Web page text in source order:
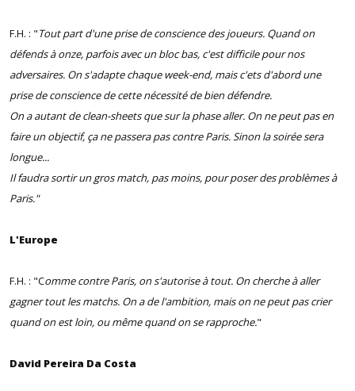
F.H. : "Tout part d'une prise de conscience des joueurs. Quand on
défends à onze, parfois avec un bloc bas, c'est difficile pour nos
adversaires. On s'adapte chaque week-end, mais c'ets d'abord une
prise de conscience de cette nécessité de bien défendre.
On a autant de clean-sheets que sur la phase aller. On ne peut pas en
faire un objectif, ça ne passera pas contre Paris. Sinon la soirée sera
longue...
Il faudra sortir un gros match, pas moins, pour poser des problèmes à
Paris."
L'Europe
F.H. : "Comme contre Paris, on s'autorise à tout. On cherche à aller
gagner tout les matchs. On a de l'ambition, mais on ne peut pas crier
quand on est loin, ou même quand on se rapproche."
David Pereira Da Costa